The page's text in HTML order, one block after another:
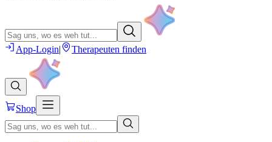
App-Login| Therapeuten finden
Shop